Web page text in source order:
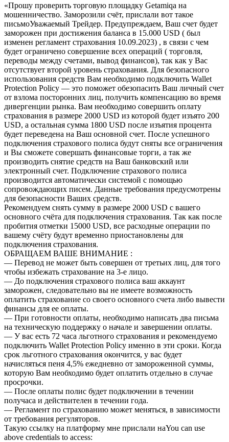
«Прошу проверить торговую площадку Getamiqa на
мошенничество. Заморозили счёт, прислали вот такое
письмоУважаемый Трейдер. Предупреждаем, Ваш счет будет
заморожен при достижения баланса в 15.000 USD ( был
изменен регламент страхования 10.09.2023) , в связи с чем
будет ограничено совершение всех операций ( торговля,
переводы между счетами, вывод финансов), так как у Вас
отсутствует второй уровень cтрахования. Для безопасного
использования средств Вам необходимо подключить Wallet
Protection Policy — это поможет обезопасить Ваш личный счет
от взлома посторонних лиц, получить компенсацию во время
дивергенции рынка. Вам необходимо совершить оплату
страхования в размере 2000 USD из которой будет изъято 200
USD, а остальная сумма 1800 USD поcле изъятия процента
будет переведена на Ваш основной счет. После успешного
подключения страхового полиса будут сняты все ограничения
и Вы сможете совершать финансовые торги, а так же
производить снятие средств на Ваш банковский или
электронный счет. Подключение страхового полиса
производится автоматически системой с помощью
сопровождающих писем. Данные требования предусмотрены
для безопасности Ваших средств.
Рекомендуем снять сумму в размере 2000 USD с вашего
основного счёта для подключения страхования. Так как после
пробития отметки 15000 USD, все расходные операции по
вашему счёту будут временно приостановлены для
подключения страхования.
ОБРАЩАЕМ ВАШЕ ВНИМАНИЕ :
— Перевод не может быть совершен от третьих лиц, для того
чтобы избежать страхование на 3-е лицо.
— До подключения страхового полиса ваш аккаунт
заморожен, следовательно вы не имеете возможность
оплатить страхование со своего основного счета либо вывести
финансы для ее оплаты.
— При готовности оплаты, необходимо написать два письма
на техническую поддержку о начале и завершении оплаты.
— У вас есть 72 часа льготного страхования и рекомендуемо
подключить Wallet Protection Policy именно в эти сроки. Когда
срок льготного страхования окончится, у вас будет
начисляться пеня 4,5% ежедневно от замороженной суммы,
которую Вам необходимо будет оплатить отдельно в случае
просрочки.
— После оплаты полис будет подключении в течении
получаса и действителен в течении года.
— Регламент по страхованию может меняться, в зависимости
от требования регуляторов.
Такую ссылку на платформу мне прислали наYou can use
above credentials to access: